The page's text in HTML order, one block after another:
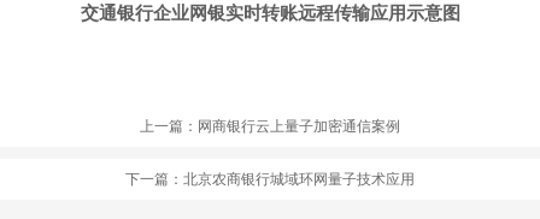
交通银行企业网银实时转账远程传输应用示意图
上一篇：网商银行云上量子加密通信案例
下一篇：北京农商银行城域环网量子技术应用